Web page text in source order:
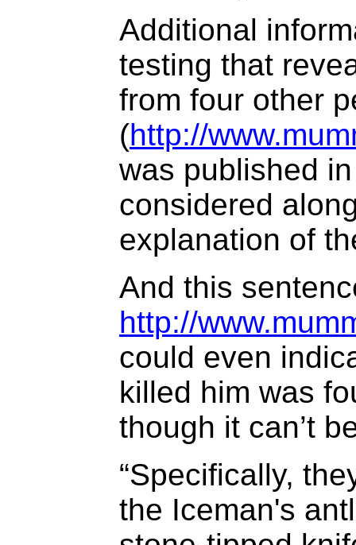
Additional
testing that
from four other
(http://
was published
considered
explanation of
And this
http://
could even
killed him was
though it can’t
“Specifically,
the Iceman's